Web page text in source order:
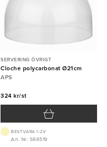
SERVERING ÖVRIGT
Cloche polycarbonat Ø21cm
APS
324 kr/st
BEST.VARA 1-2V
Art. Nr: S66519